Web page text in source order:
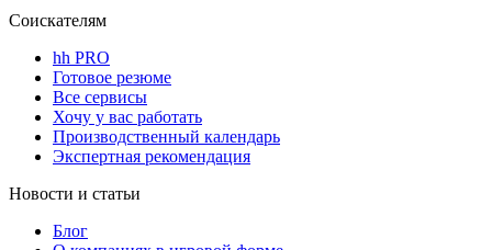
Соискателям
hh PRO
Готовое резюме
Все сервисы
Хочу у вас работать
Производственный календарь
Экспертная рекомендация
Новости и статьи
Блог